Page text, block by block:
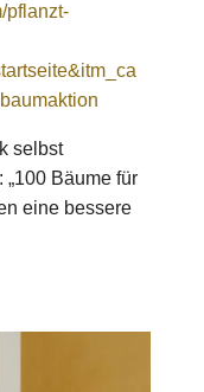
pflanzt-
selbst
Bäume für
eine bessere